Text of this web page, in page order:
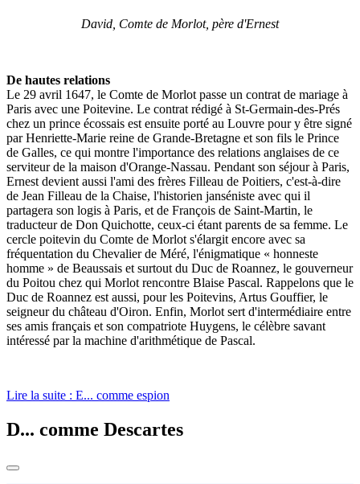
David, Comte de Morlot, père d'Ernest
De hautes relations
Le 29 avril 1647, le Comte de Morlot passe un contrat de mariage à
Paris avec une Poitevine. Le contrat rédigé à St-Germain-des-Prés
chez un prince écossais est ensuite porté au Louvre pour y être signé
par Henriette-Marie reine de Grande-Bretagne et son fils le Prince
de Galles, ce qui montre l'importance des relations anglaises de ce
serviteur de la maison d'Orange-Nassau. Pendant son séjour à Paris,
Ernest devient aussi l'ami des frères Filleau de Poitiers, c'est-à-dire
de Jean Filleau de la Chaise, l'historien janséniste avec qui il
partagera son logis à Paris, et de François de Saint-Martin, le
traducteur de Don Quichotte, ceux-ci étant parents de sa femme. Le
cercle poitevin du Comte de Morlot s'élargit encore avec sa
fréquentation du Chevalier de Méré, l'énigmatique « honneste
homme » de Beaussais et surtout du Duc de Roannez, le gouverneur
du Poitou chez qui Morlot rencontre Blaise Pascal. Rappelons que le
Duc de Roannez est aussi, pour les Poitevins, Artus Gouffier, le
seigneur du château d'Oiron. Enfin, Morlot sert d'intermédiaire entre
ses amis français et son compatriote Huygens, le célèbre savant
intéressé par la machine d'arithmétique de Pascal.
Lire la suite : E... comme espion
D... comme Descartes